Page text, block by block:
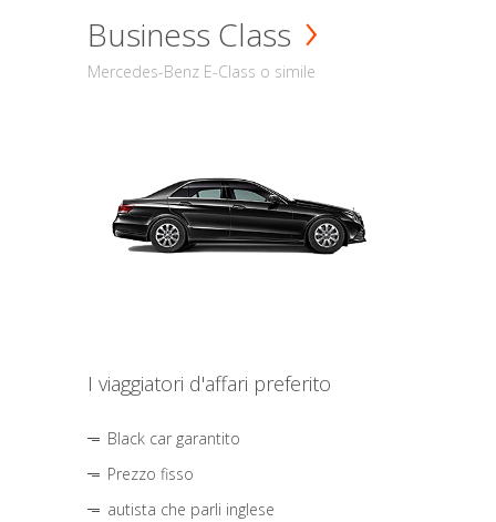
Business Class
Mercedes-Benz E-Class o simile
I viaggiatori d'affari preferito
Black car garantito
Prezzo fisso
autista che parli inglese